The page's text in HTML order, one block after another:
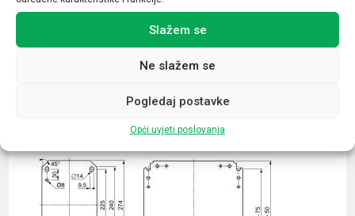
Slažem se
Ne slažem se
Pogledaj postavke
Opći uvjeti poslovanja
Povezani proizvodi